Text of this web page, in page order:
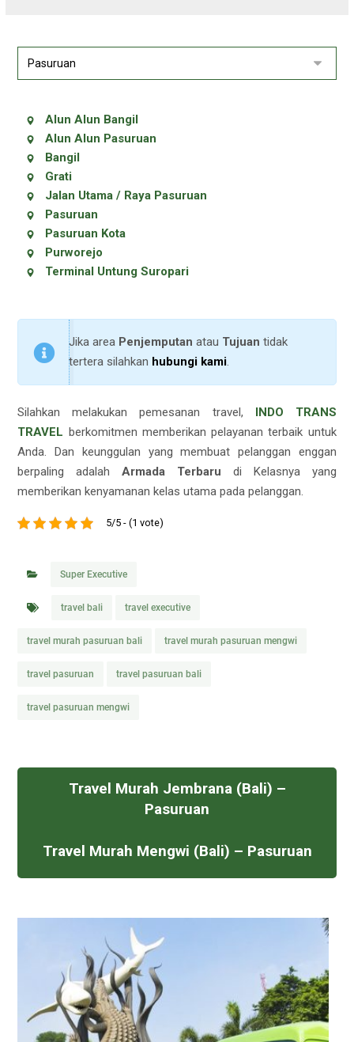
Alun Alun Bangil
Alun Alun Pasuruan
Bangil
Grati
Jalan Utama / Raya Pasuruan
Pasuruan
Pasuruan Kota
Purworejo
Terminal Untung Suropari
Jika area Penjemputan atau Tujuan tidak
tertera silahkan hubungi kami.
Silahkan melakukan pemesanan travel, INDO TRANS
TRAVEL berkomitmen memberikan pelayanan terbaik untuk
Anda. Dan keunggulan yang membuat pelanggan enggan
berpaling adalahArmada Terbaru di Kelasnya yang
memberikan kenyamanan kelas utama pada pelanggan.
5/5 - (1 vote)
Super Executive
travel bali travel executive
travel murah pasuruan bali travel murah pasuruan mengwi
travel pasuruan travel pasuruan bali
travel pasuruan mengwi
Travel Murah Jembrana (Bali) –
Pasuruan
Travel Murah Mengwi (Bali) – Pasuruan